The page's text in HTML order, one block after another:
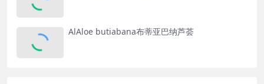
AlAloe butiabana布蒂亚巴纳芦荟